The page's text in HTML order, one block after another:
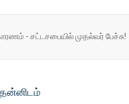
- சட்டசபையில் முதல்வர் பேச்சு!